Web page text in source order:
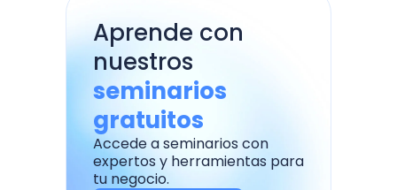
Aprende con
nuestros
seminarios
gratuitos
Accede a seminarios con
expertos y herramientas para
tu negocio.